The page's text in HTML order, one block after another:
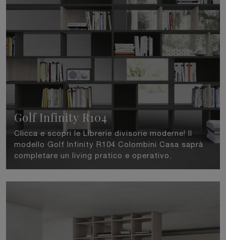
Golf Infinity R104
Clicca e scopri le Librerie divisorie moderne! Il
modello Golf Infinity R104 Colombini Casa saprà
completare un living pratico e operativo.